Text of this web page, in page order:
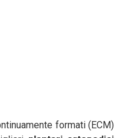
formati (ECM)